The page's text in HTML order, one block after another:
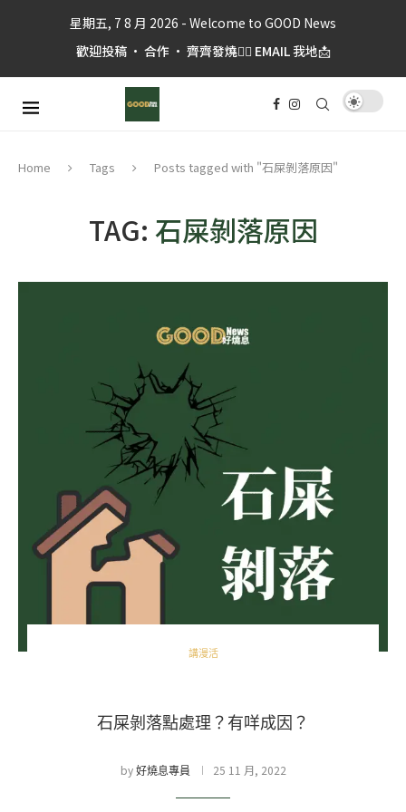
星期五, 7 8 月 2026 - Welcome to GOOD News
歡迎投稿 • 合作 • 齊齊發燒👉🏼 EMAIL 我地📩
Home Tags Posts tagged with "石屎剝落原因"
TAG: 石屎剝落原因
講漫活
石屎剝落點處理？有咩成因？
by好燒息專員 25 11 月, 2022